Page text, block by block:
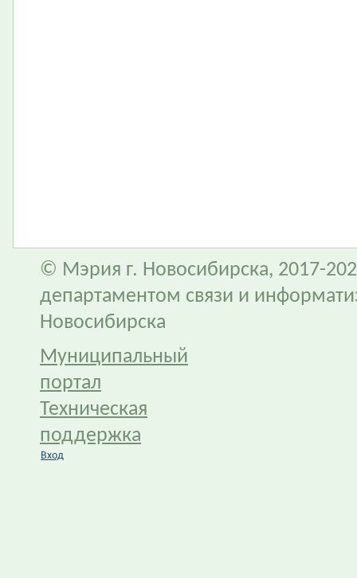
© Мэрия г. Новосибирска, 2017-
департаментом связи и
Новосибирска
Муниципальный
портал
Техническая
поддержка
Вход